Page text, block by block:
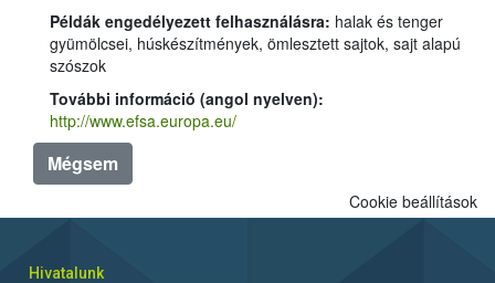
Példák engedélyezett felhasználásra: halak és tenger
gyümölcsei, húskészítmények, ömlesztett sajtok, sajt alapú
szószok
További információ (angol nyelven):
http://www.efsa.europa.eu/
Mégsem
Cookie beállítások
Hivatalunk